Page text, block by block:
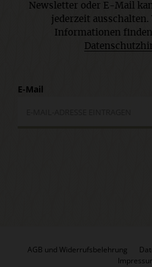
Newsletter oder E-Mail
jederzeit
Informationen
E-Mail
AGB und Widerrufsbelehrung